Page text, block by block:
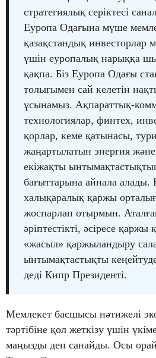
стратегиялық серіктесі
Еуропа Одағына мүше
қазақстандық инвесторлар
үшін еуропалық нарыққа
қақпа. Біз Еуропа Одағы
толығымен сай келетін
ұсынамыз. Ақпараттық-
технологиялар, финтех,
қорлар, кеме қатынасы,
жаңартылатын энергия
екіжақты ынтымақтастықтың
бағыттарына айнала алады.
халықаралық қаржы
жоспарлап отырмын.
әріптестікті, әсіресе қаржы
«жасыл» қаржыландыру
ынтымақтастықты
деді Кипр Президенті.
Мемлекет басшысы нәтижелі
тәртібіне қол жеткізу үшін
маңызды деп санайды. Осы